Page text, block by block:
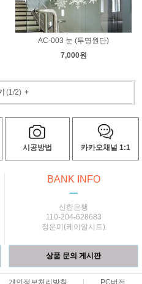
AC-003 눈 (투명원단)
7,000원
(1/2)+
시공방법 카카오채널 1:1
BANK INFO
ㅡ
신한은행
110-204-628683
정운미(케이알시트)
상품 문의 게시판
개인정보처리방침 PC버전